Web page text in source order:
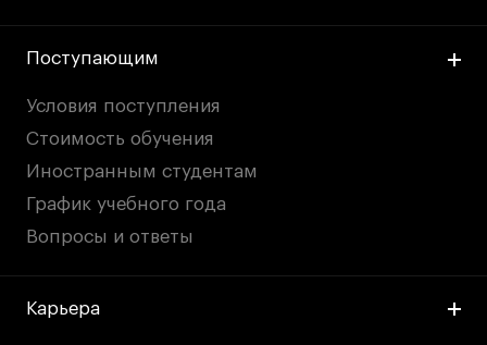
Поступающим
Условия поступления
Стоимость обучения
Иностранным студентам
График учебного года
Вопросы и ответы
Карьера